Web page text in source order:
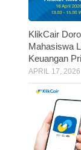
KlikCair
Mahasiswa
Keuangan
APRIL 17, 2026